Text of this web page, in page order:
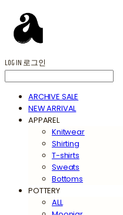
LOG IN 로그인
ARCHIVE SALE
NEW ARRIVAL
APPAREL
Knitwear
Shirting
T-shirts
Sweats
Bottoms
POTTERY
ALL